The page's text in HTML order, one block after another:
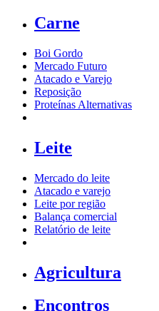
Carne
Boi Gordo
Mercado Futuro
Atacado e Varejo
Reposição
Proteínas Alternativas
Leite
Mercado do leite
Atacado e varejo
Leite por região
Balança comercial
Relatório de leite
Agricultura
Encontros